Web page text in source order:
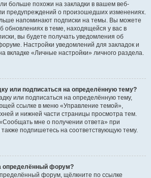
больше похожи на закладки в вашем веб-
предупреждений о произошедших изменениях.
напоминают подписки на темы. Вы можете
обновлениях в теме, находящейся у вас в
вы будете получать уведомления об
Настройки уведомлений для закладок и
вкладке «Личные настройки» личного раздела.
или подписаться на определённую тему?
или подписаться на определённую тему,
ссылке в меню «Управление темой»,
и нижней части страницы просмотра тем.
мне о получении ответа» при
подпишетесь на соответствующую тему.
определённый форум?
форум, щёлкните по ссылке